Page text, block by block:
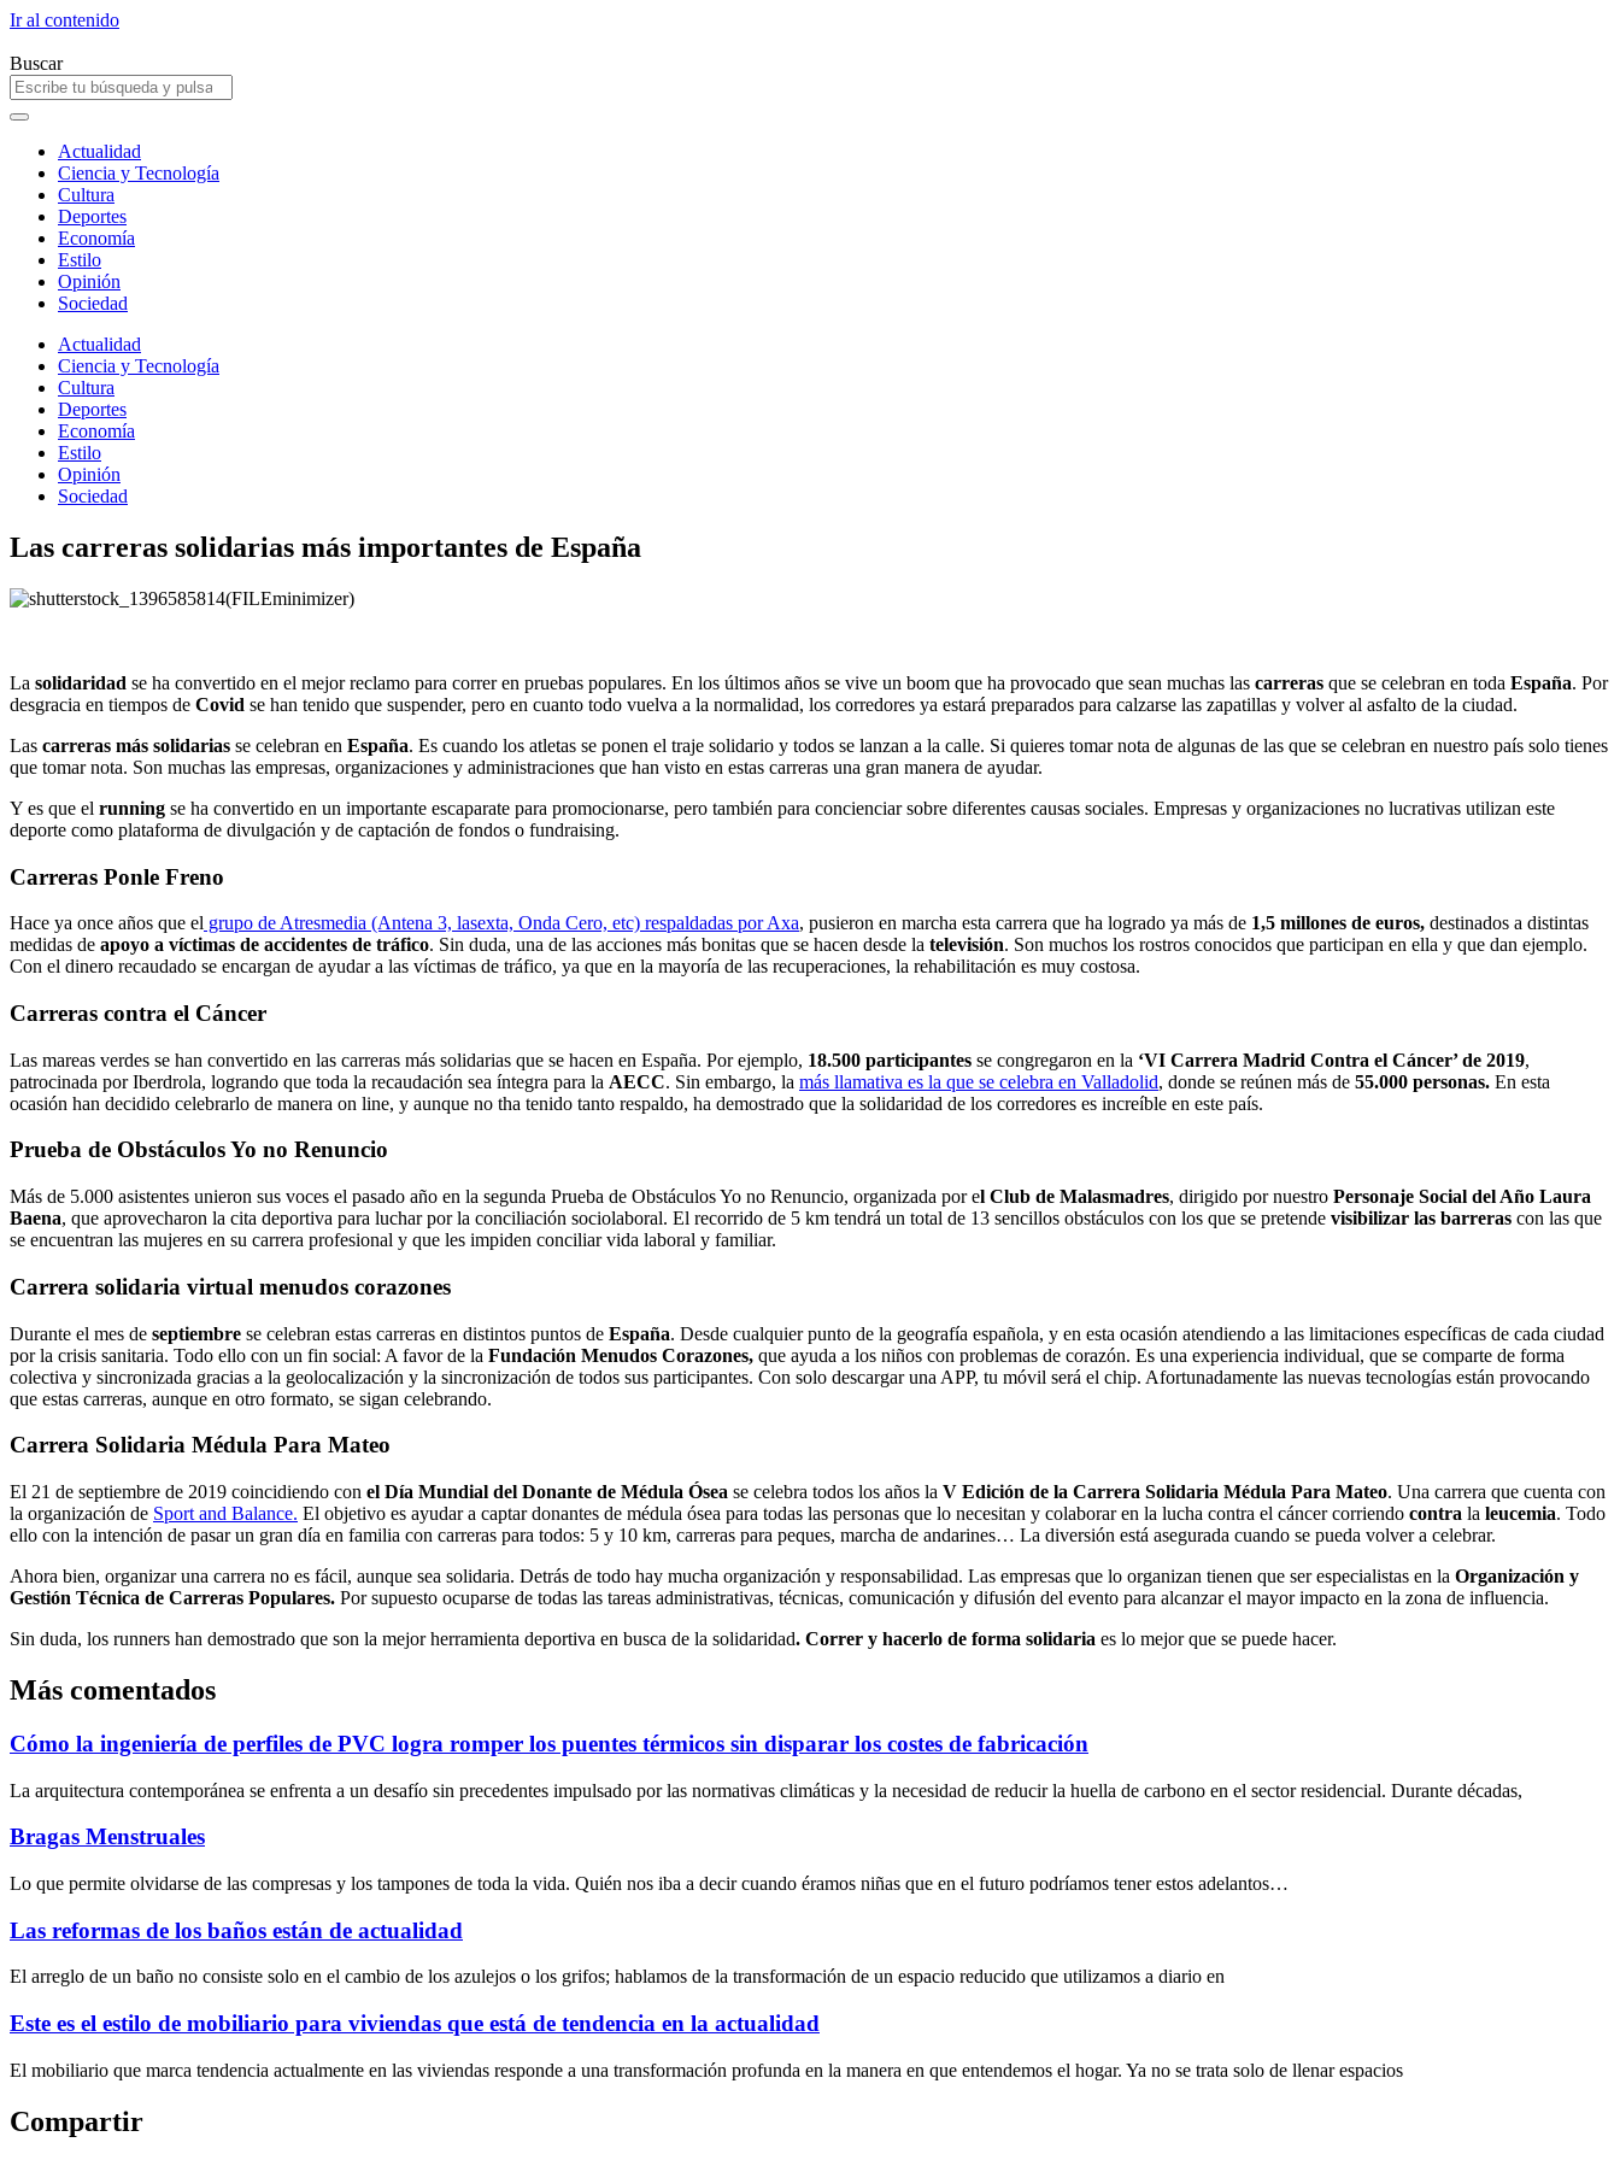
Ir al contenido
Buscar
Actualidad
Ciencia y Tecnología
Cultura
Deportes
Economía
Estilo
Opinión
Sociedad
Actualidad
Ciencia y Tecnología
Cultura
Deportes
Economía
Estilo
Opinión
Sociedad
Las carreras solidarias más importantes de España
La solidaridad se ha convertido en el mejor reclamo para correr en pruebas populares. En los últimos años se vive un boom que ha provocado que sean muchas las carreras que se celebran en toda España. Por
desgracia en tiempos de Covid se han tenido que suspender, pero en cuanto todo vuelva a la normalidad, los corredores ya estará preparados para calzarse las zapatillas y volver al asfalto de la ciudad.
Las carreras más solidarias se celebran en España. Es cuando los atletas se ponen el traje solidario y todos se lanzan a la calle. Si quieres tomar nota de algunas de las que se celebran en nuestro país solo tienes
que tomar nota. Son muchas las empresas, organizaciones y administraciones que han visto en estas carreras una gran manera de ayudar.
Y es que el running se ha convertido en un importante escaparate para promocionarse, pero también para concienciar sobre diferentes causas sociales. Empresas y organizaciones no lucrativas utilizan este
deporte como plataforma de divulgación y de captación de fondos o fundraising.
Carreras Ponle Freno
Hace ya once años que el grupo de Atresmedia (Antena 3, lasexta, Onda Cero, etc) respaldadas por Axa, pusieron en marcha esta carrera que ha logrado ya más de 1,5 millones de euros, destinados a distintas
medidas de apoyo a víctimas de accidentes de tráfico. Sin duda, una de las acciones más bonitas que se hacen desde la televisión. Son muchos los rostros conocidos que participan en ella y que dan ejemplo.
Con el dinero recaudado se encargan de ayudar a las víctimas de tráfico, ya que en la mayoría de las recuperaciones, la rehabilitación es muy costosa.
Carreras contra el Cáncer
Las mareas verdes se han convertido en las carreras más solidarias que se hacen en España. Por ejemplo, 18.500 participantes se congregaron en la ‘VI Carrera Madrid Contra el Cáncer’ de 2019,
patrocinada por Iberdrola, logrando que toda la recaudación sea íntegra para la AECC. Sin embargo, la más llamativa es la que se celebra en Valladolid, donde se reúnen más de 55.000 personas. En esta
ocasión han decidido celebrarlo de manera on line, y aunque no tha tenido tanto respaldo, ha demostrado que la solidaridad de los corredores es increíble en este país.
Prueba de Obstáculos Yo no Renuncio
Más de 5.000 asistentes unieron sus voces el pasado año en la segunda Prueba de Obstáculos Yo no Renuncio, organizada por el Club de Malasmadres, dirigido por nuestro Personaje Social del Año Laura
Baena, que aprovecharon la cita deportiva para luchar por la conciliación sociolaboral. El recorrido de 5 km tendrá un total de 13 sencillos obstáculos con los que se pretende visibilizar las barreras con las que
se encuentran las mujeres en su carrera profesional y que les impiden conciliar vida laboral y familiar.
Carrera solidaria virtual menudos corazones
Durante el mes de septiembre se celebran estas carreras en distintos puntos de España. Desde cualquier punto de la geografía española, y en esta ocasión atendiendo a las limitaciones específicas de cada ciudad
por la crisis sanitaria. Todo ello con un fin social: A favor de la Fundación Menudos Corazones, que ayuda a los niños con problemas de corazón. Es una experiencia individual, que se comparte de forma
colectiva y sincronizada gracias a la geolocalización y la sincronización de todos sus participantes. Con solo descargar una APP, tu móvil será el chip. Afortunadamente las nuevas tecnologías están provocando
que estas carreras, aunque en otro formato, se sigan celebrando.
Carrera Solidaria Médula Para Mateo
El 21 de septiembre de 2019 coincidiendo con el Día Mundial del Donante de Médula Ósea se celebra todos los años la V Edición de la Carrera Solidaria Médula Para Mateo. Una carrera que cuenta con
la organización de Sport and Balance. El objetivo es ayudar a captar donantes de médula ósea para todas las personas que lo necesitan y colaborar en la lucha contra el cáncer corriendo contra la leucemia. Todo
ello con la intención de pasar un gran día en familia con carreras para todos: 5 y 10 km, carreras para peques, marcha de andarines… La diversión está asegurada cuando se pueda volver a celebrar.
Ahora bien, organizar una carrera no es fácil, aunque sea solidaria. Detrás de todo hay mucha organización y responsabilidad. Las empresas que lo organizan tienen que ser especialistas en la Organización y
Gestión Técnica de Carreras Populares. Por supuesto ocuparse de todas las tareas administrativas, técnicas, comunicación y difusión del evento para alcanzar el mayor impacto en la zona de influencia.
Sin duda, los runners han demostrado que son la mejor herramienta deportiva en busca de la solidaridad. Correr y hacerlo de forma solidaria es lo mejor que se puede hacer.
Más comentados
Cómo la ingeniería de perfiles de PVC logra romper los puentes térmicos sin disparar los costes de fabricación
La arquitectura contemporánea se enfrenta a un desafío sin precedentes impulsado por las normativas climáticas y la necesidad de reducir la huella de carbono en el sector residencial. Durante décadas,
Bragas Menstruales
Lo que permite olvidarse de las compresas y los tampones de toda la vida. Quién nos iba a decir cuando éramos niñas que en el futuro podríamos tener estos adelantos…
Las reformas de los baños están de actualidad
El arreglo de un baño no consiste solo en el cambio de los azulejos o los grifos; hablamos de la transformación de un espacio reducido que utilizamos a diario en
Este es el estilo de mobiliario para viviendas que está de tendencia en la actualidad
El mobiliario que marca tendencia actualmente en las viviendas responde a una transformación profunda en la manera en que entendemos el hogar. Ya no se trata solo de llenar espacios
Compartir